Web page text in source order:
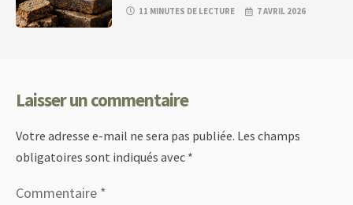
11 MINUTES DE LECTURE 7 AVRIL 2026
Laisser un commentaire
Votre adresse e-mail ne sera pas publiée. Les champs
obligatoires sont indiqués avec *
Commentaire *